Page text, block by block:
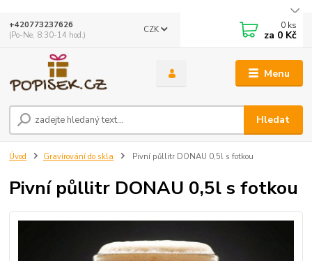
Menu
CZK
Hledat
+420773237626
(Po-Ne, 8:30-14 hod.)
0 ks
za 0 Kč
Úvod Gravírování do skla Pivní půllitr DONAU 0,5l s fotkou
Pivní půllitr DONAU 0,5l s fotkou